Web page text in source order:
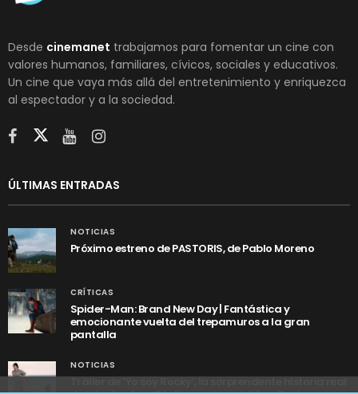
Desde cinemanet trabajamos para fomentar un cine con
valores humanos, familiares, cívicos, sociales y educativos.
Un cine que vaya más allá del entretenimiento y enriquezca
al espectador y a la sociedad.
ÚLTIMAS ENTRADAS
NOTICIAS
Próximo estreno de PASTORIS, de Pablo Moreno
CRÍTICAS
Spider-Man: Brand New Day | Fantástica y
emocionante vuelta del trepamuros a la gran
pantalla
NOTICIAS
Tráiler de ‘Yo soy Rocky’, la sorprendente historia real